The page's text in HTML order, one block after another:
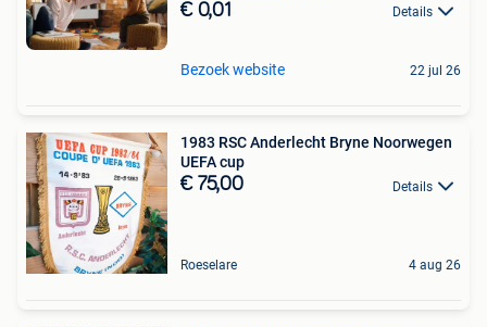
€ 0,01 Details
Bezoek website 22 jul 26
1983 RSC Anderlecht Bryne Noorwegen
UEFA cup
€ 75,00 Details
Roeselare 4 aug 26